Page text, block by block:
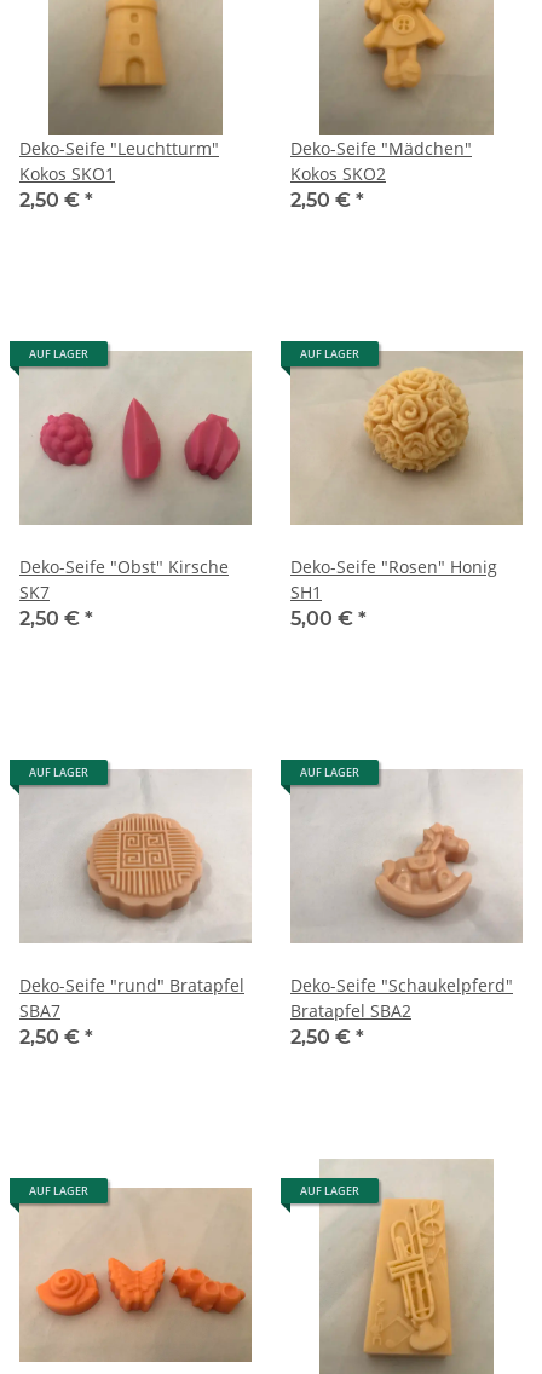
Deko-Seife "Leuchtturm"
Kokos SKO1
2,50 € *
Deko-Seife "Mädchen"
Kokos SKO2
2,50 € *
AUF LAGER
Deko-Seife "Obst" Kirsche
SK7
2,50 € *
AUF LAGER
Deko-Seife "Rosen" Honig
SH1
5,00 € *
AUF LAGER
Deko-Seife "rund" Bratapfel
SBA7
2,50 € *
AUF LAGER
Deko-Seife "Schaukelpferd"
Bratapfel SBA2
2,50 € *
AUF LAGER AUF LAGER